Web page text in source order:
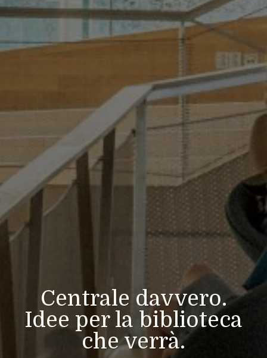
Centrale davvero.
Idee per la biblioteca
che verrà.